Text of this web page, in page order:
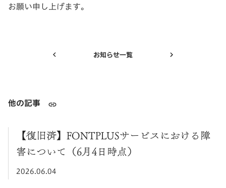
お願い申し上げます。
お知らせ一覧
他の記事
【復旧済】FONTPLUSサービスにおける障
害について（6月4日時点）
2026.06.04